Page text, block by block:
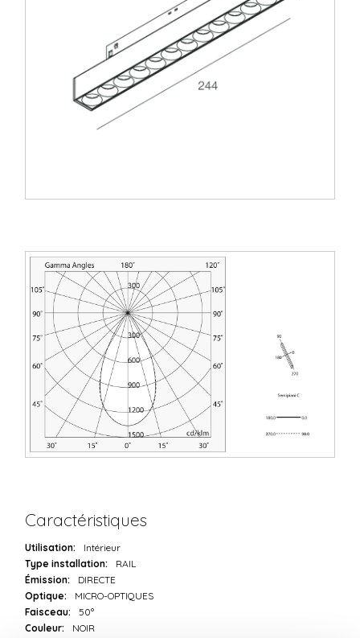
Caractéristiques
Utilisation:
Intérieur
Type installation:
RAIL
Émission:
DIRECTE
Optique:
MICRO-OPTIQUES
Faisceau:
50°
Couleur:
NOIR